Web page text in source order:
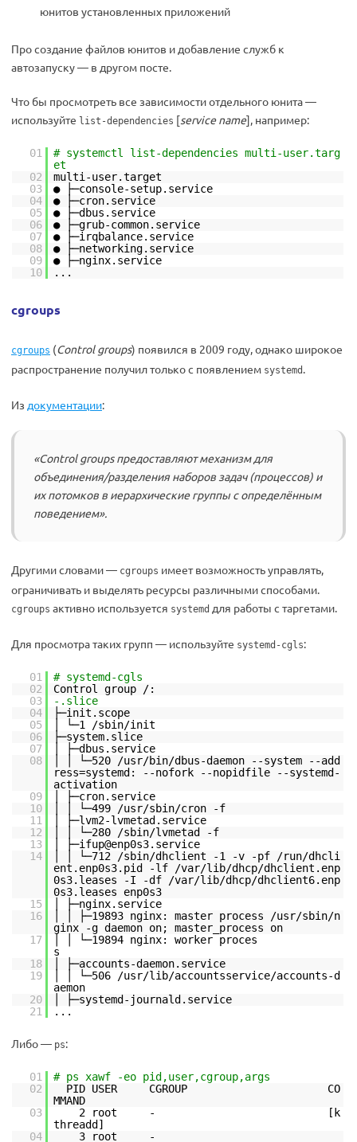
юнитов установленных приложений
Про создание файлов юнитов и добавление служб к
автозапуску — в другом посте.
Что бы просмотреть все зависимости отдельного юнита —
используйте list-dependencies [service name], например:
01
# systemctl list-dependencies multi-user.targ
et
02
multi-user.target
03
● ├─console-setup.service
04
● ├─cron.service
05
● ├─dbus.service
06
● ├─grub-common.service
07
● ├─irqbalance.service
08
● ├─networking.service
09
● ├─nginx.service
10
...
cgroups
cgroups (Control groups) появился в 2009 году, однако широкое
распространение получил только с появлением systemd
Из документации:
«Control groups предоставляют механизм для
объединения/разделения наборов задач (процессов) и
их потомков в иерархические группы с определённым
поведением».
Другими словами — cgroups имеет возможность управлять,
ограничивать и выделять ресурсы различными способами.
cgroups активно используется systemd для работы с таргетами.
Для просмотра таких групп — используйте systemd-cgls:
01
# systemd-cgls
02
Control group /:
03
-.slice
04
├─init.scope
05
│ └─1 /sbin/init
06
├─system.slice
07
│ ├─dbus.service
08
│ │ └─520 /usr/bin/dbus-daemon --system --add
ress=systemd: --nofork --nopidfile --systemd-
activation
09
│ ├─cron.service
10
│ │ └─499 /usr/sbin/cron -f
11
│ ├─lvm2-lvmetad.service
12
│ │ └─280 /sbin/lvmetad -f
13
│ ├─ifup@enp0s3.service
14
│ │ └─712 /sbin/dhclient -1 -v -pf /run/dhcli
ent.enp0s3.pid -lf /var/lib/dhcp/dhclient.enp
0s3.leases -I -df /var/lib/dhcp/dhclient6.enp
0s3.leases enp0s3
15
│ ├─nginx.service
16
│ │ ├─19893 nginx: master process /usr/sbin/n
ginx -g daemon on; master_process on
17
│ │ └─19894 nginx: worker proces
s
18
│ ├─accounts-daemon.service
19
│ │ └─506 /usr/lib/accountsservice/accounts-d
aemon
20
│ ├─systemd-journald.service
21
...
Либо — ps:
01
# ps xawf -eo pid,user,cgroup,args
02
PID USER CGROUP CO
MMAND
03
2 root - [k
threadd]
04
3 root -